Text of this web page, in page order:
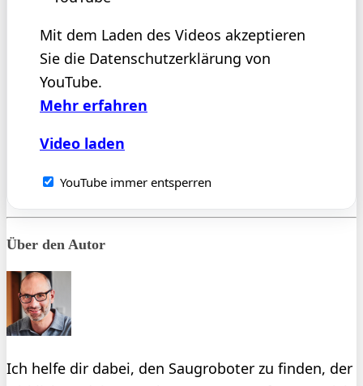
Mit dem Laden des Videos akzeptieren
Sie die Datenschutzerklärung von
YouTube.
Mehr erfahren
Video laden
YouTube immer entsperren
Über den Autor
Ich helfe dir dabei, den Saugroboter zu finden, der